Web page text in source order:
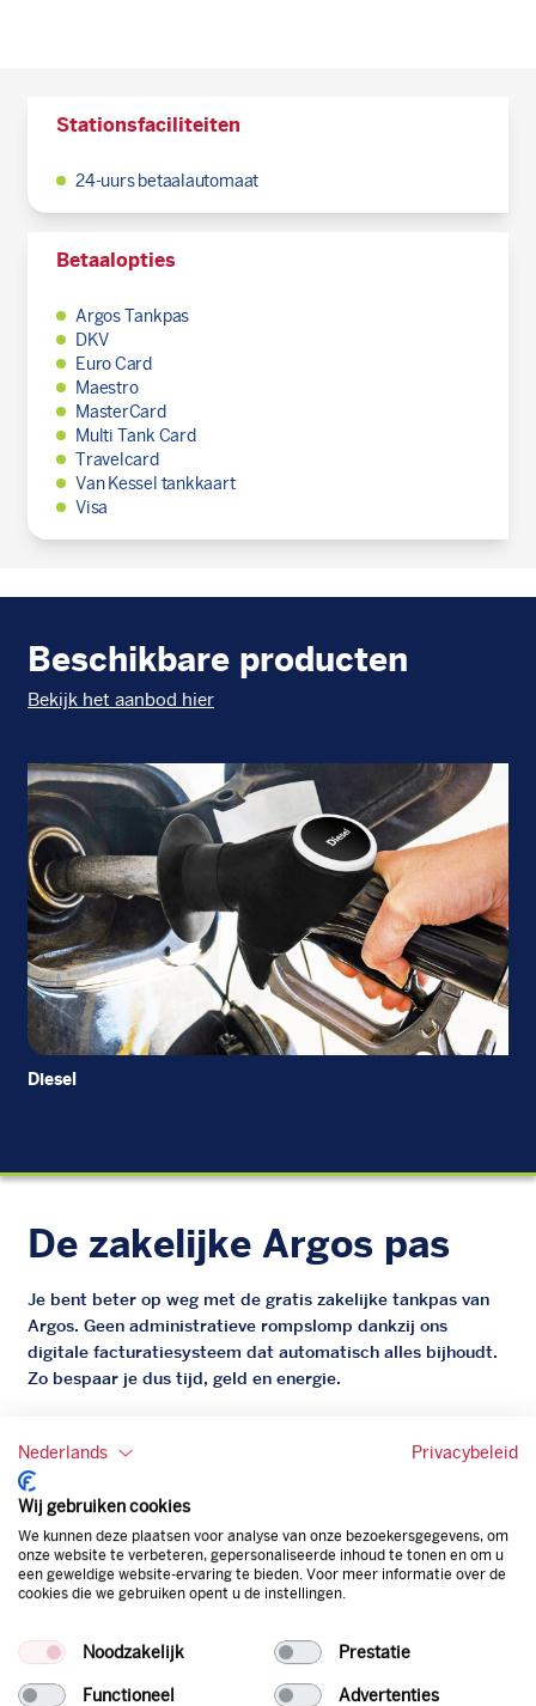
Stationsfaciliteiten
24-uurs betaalautomaat
Betaalopties
Argos Tankpas
DKV
Euro Card
Maestro
MasterCard
Multi Tank Card
Travelcard
Van Kessel tankkaart
Visa
Beschikbare producten
Bekijk het aanbod hier
Diesel
De zakelijke Argos pas
Je bent beter op weg met de gratis zakelijke tankpas van
Argos. Geen administratieve rompslomp dankzij ons
digitale facturatiesysteem dat automatisch alles bijhoudt.
Zo bespaar je dus tijd, geld en energie.
van een flexibele limiet, zit je niet vast aan een contract en
bepaal je zelf of er wel of geen andere producten dan
brandstof mee betaalt kunnen worden.
Bovendien profiteer je altijd van een gegarandeerde
korting. Mocht de pompprijs toch lager zijn dan betaal je
natuurlijk de prijs aan de pomp. Zo ben je altijd verzekerd
tankpas aanvragen
Nederlands Privacybeleid
Wij gebruiken cookies
We kunnen deze plaatsen voor analyse van onze bezoekersgegevens, om
onze website te verbeteren, gepersonaliseerde inhoud te tonen en om u
een geweldige website-ervaring te bieden. Voor meer informatie over de
cookies die we gebruiken opent u de instellingen.
Noodzakelijk Prestatie
Functioneel Advertenties